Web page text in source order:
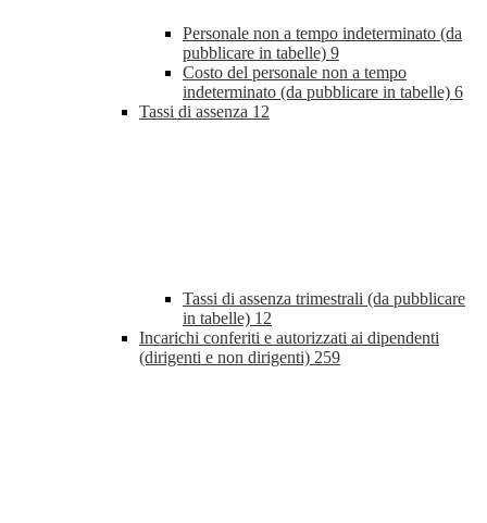
Personale non a tempo indeterminato (da
pubblicare in tabelle) 9
Costo del personale non a tempo
indeterminato (da pubblicare in tabelle) 6
Tassi di assenza 12
Tassi di assenza trimestrali (da pubblicare
in tabelle) 12
Incarichi conferiti e autorizzati ai dipendenti
(dirigenti e non dirigenti) 259